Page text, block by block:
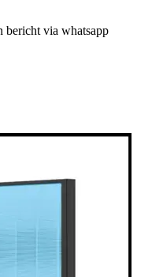
bericht via whatsapp